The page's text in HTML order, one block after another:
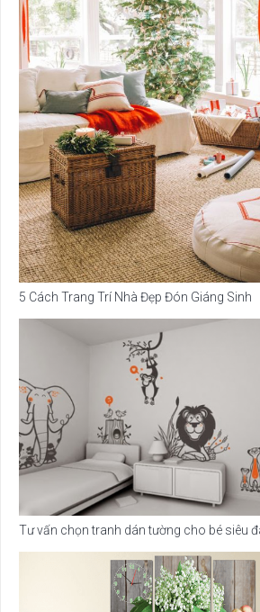
5 Cách Trang Trí Nhà Đẹp Đón Giáng Sinh
Tư vấn chọn tranh dán tường cho bé siêu